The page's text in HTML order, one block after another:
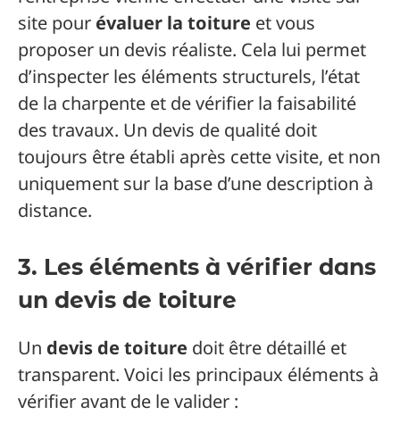
site pour évaluer la toiture et vous
proposer un devis réaliste. Cela lui permet
d’inspecter les éléments structurels, l’état
de la charpente et de vérifier la faisabilité
des travaux. Un devis de qualité doit
toujours être établi après cette visite, et non
uniquement sur la base d’une description à
distance.
3. Les éléments à vérifier dans
un devis de toiture
Un devis de toiture doit être détaillé et
transparent. Voici les principaux éléments à
vérifier avant de le valider :